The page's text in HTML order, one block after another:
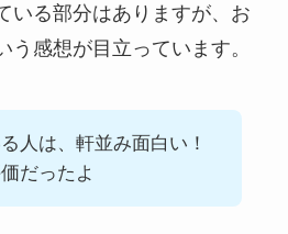
いる部分はありますが、お
う感想が目立っています。
人は、軒並み面白い！
だったよ